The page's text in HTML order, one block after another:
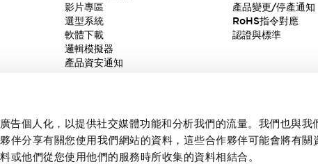
告個人化，以提供社交媒體功能和分析我們的流量。我們也與我
伴分享有關您使用我們網站的資料，這些合作夥伴可能會將有關
或他們從您使用他們的服務時所收集的資料相結合。
影片專區
選型系統
軟體下載
邏輯模擬器
產品資安通知
產品變更/停產通知
RoHS指令對應
認證與標準